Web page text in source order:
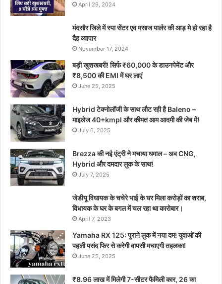
April 29, 2024
मंदसौर जिले में स्पा सेंटर एव मसाज पार्लर की आड़ मे हो रहा है
दैह व्यापार
November 17, 2024
बड़ी खुशखबरी! सिर्फ ₹60,000 के डाउनपेमेंट और
₹8,500 की EMI में घर लाएं
June 25, 2025
Hybrid टेक्नोलॉजी के साथ लौट रही है Baleno –
माइलेज 40+kmpl और कीमत आम आदमी की जेब में!
July 6, 2025
Brezza की नई एंट्री ने मचाया धमाल – अब CNG,
Hybrid और दमदार लुक के साथ!
July 7, 2025
जेडीयू विधायक के चचेरे भाई के घर मिला करोड़ों का शराब,
विधायक के घर के बगल में चल रहा था कारोबार।
April 7, 2023
Yamaha RX 125: पुराने लुक में नया दम! युवाओं की
पहली पसंद फिर से करेगी वापसी मचाएगी तहलका!
June 25, 2025
₹8.96 लाख में मिलेगी 7-सीटर फैमिली कार, 26 का